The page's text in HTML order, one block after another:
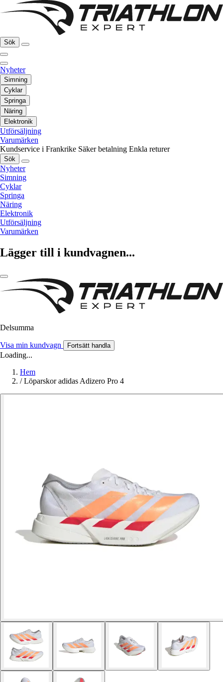
Sök
Nyheter
Simning
Cyklar
Springa
Näring
Elektronik
Utförsäljning
Varumärken
Kundservice i Frankrike Säker betalning Enkla returer
Sök
Nyheter
Simning
Cyklar
Springa
Näring
Elektronik
Utförsäljning
Varumärken
Lägger till i kundvagnen...
Delsumma
Visa min kundvagn Fortsätt handla
Loading...
Hem
/ Löparskor adidas Adizero Pro 4